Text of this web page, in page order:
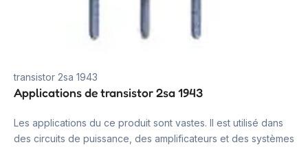
transistor 2sa 1943
Applications de transistor 2sa 1943
Les applications du ce produit sont vastes. Il est utilisé dans
des circuits de puissance, des amplificateurs et des systèmes